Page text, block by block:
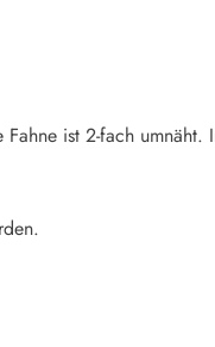
ist 2-fach umnäht.